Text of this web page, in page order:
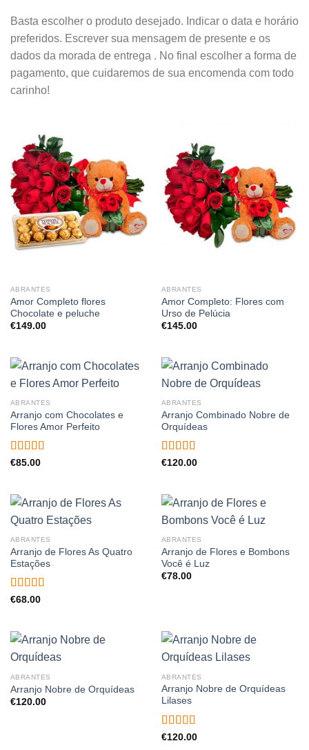
Basta escolher o produto desejado. Indicar o data e horário
preferidos. Escrever sua mensagem de presente e os
dados da morada de entrega . No final escolher a forma de
pagamento, que cuidaremos de sua encomenda com todo
carinho!
ABRANTES
Amor Completo flores
Chocolate e peluche
€149.00
ABRANTES
Amor Completo: Flores com
Urso de Pelúcia
€145.00
ABRANTES
Arranjo com Chocolates e
Flores Amor Perfeito
Avaliação
€85.00
ABRANTES
Arranjo Combinado Nobre de
Orquídeas
Avaliação
€120.00
ABRANTES
Arranjo de Flores As Quatro
Estações
Avaliação
€68.00
ABRANTES
Arranjo de Flores e Bombons
Você é Luz
€78.00
ABRANTES
Arranjo Nobre de Orquídeas
€120.00
ABRANTES
Arranjo Nobre de Orquídeas
Lilases
Avaliação
€120.00